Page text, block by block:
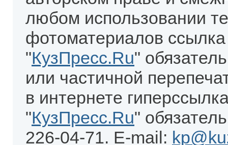
любом использовании
фотоматериалов
"КузПресс.Ru"
или частичной
в интернете
"КузПресс.Ru"
226-04-71. E-mail: